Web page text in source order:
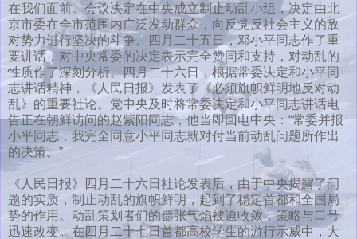
在我们面前。会议决定在中央成立制止动乱小组，决定由北
京市委在全市范围内广泛发动群众，向反党反社会主义的敌
对势力进行坚决的斗争。四月二十五日，邓小平同志作了重
要讲话，对中央常委的决定表示完全赞同和支持，对动乱的
性质作了深刻分析。四月二十六日，根据常委决定和小平同
志讲话精神，《人民日报》发表了《必须旗帜鲜明地反对动
乱》的重要社论。党中央及时将常委决定和小平同志讲话电
告正在朝鲜访问的赵紫阳同志，他当即回电中央：“常委并报
小平同志，我完全同意小平同志就对付当前动乱问题所作出
的决策。”
《人民日报》四月二十六日社论发表后，由于中央揭露了问
题的实质，制止动乱的旗帜鲜明，起到了稳定首都和全国局
势的作用。动乱策划者们的嚣张气焰被迫收敛，策略与口号
迅速改变。在四月二十七日首都高校学生的游行示威中，大